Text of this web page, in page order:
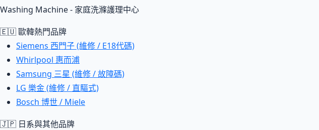
Washing Machine - 家庭洗滌護理中心
🇪🇺 歐韓熱門品牌
Siemens 西門子 (維修 / E18代碼)
Whirlpool 惠而浦
Samsung 三星 (維修 / 故障碼)
LG 樂金 (維修 / 直驅式)
Bosch 博世 / Miele
🇯🇵 日系與其他品牌